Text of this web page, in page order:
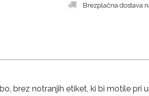
Brezplačna dostava
brez notranjih etiket, ki bi motile pri